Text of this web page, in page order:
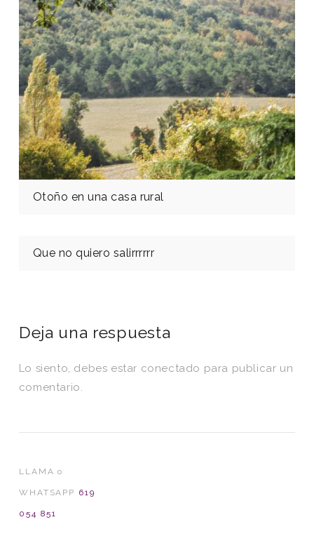
Otoño en una casa rural
Que no quiero salirrrrrr
Deja una respuesta
Lo siento, debes estar conectado para publicar un
comentario.
LLAMA o
WHATSAPP 619
054 851